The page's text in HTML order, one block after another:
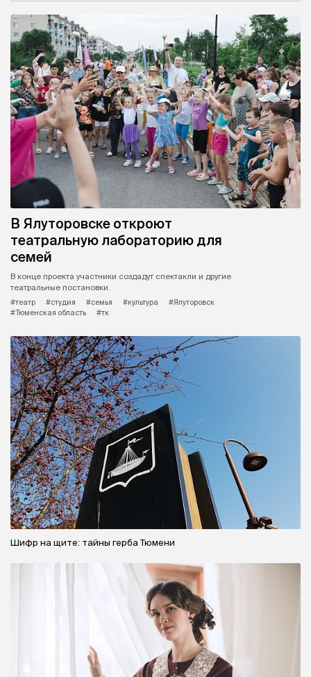
В Ялуторовске откроют
театральную лабораторию для
семей
В конце проекта участники создадут спектакли и другие
театральные постановки.
#театр
#студия #семья #культура
#Ялуторовск
#Тюменская область
#тк
Шифр на щите: тайны герба Тюмени